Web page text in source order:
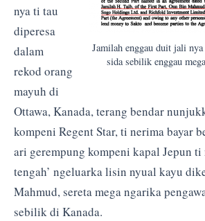
Jamilah enggau duit jali nya
sida sebilik enggau
nya ti tau
diperesa
dalam
rekod orang
mayuh di
Ottawa, Kanada, terang bendar
kompeni Regent Star, ti nerima bayar
ari gerempung kompeni kapal Jepun ti
tengah’ ngeluarka lisin nyual kayu
Mahmud, sereta mega ngarika
sebilik di Kanada.